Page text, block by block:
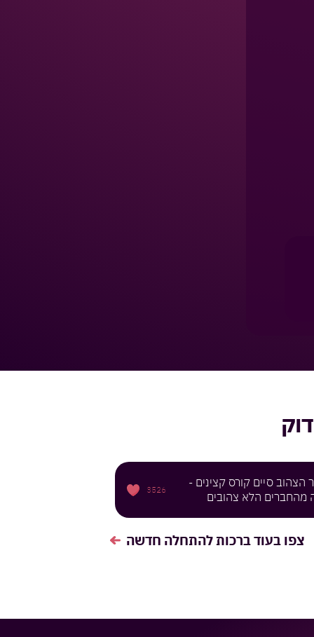
הצהוב סיים קורס קצינים -
מהחברים הלא צהובים
3526
צפו בעודברכות להתחלה חדשה